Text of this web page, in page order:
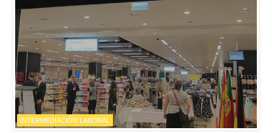
INTERMEDIACIÓN LABORAL